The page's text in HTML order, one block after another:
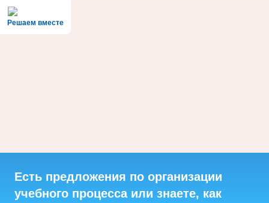
Решаем вместе
Есть предложения по организации
учебного процесса или знаете, как